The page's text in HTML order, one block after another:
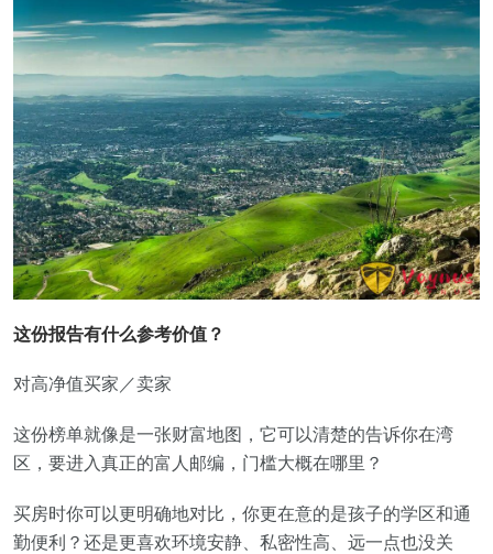
这份报告有什么参考价值？
对高净值买家／卖家
这份榜单就像是一张财富地图，它可以清楚的告诉你在湾
区，要进入真正的富人邮编，门槛大概在哪里？
买房时你可以更明确地对比，你更在意的是孩子的学区和通
勤便利？还是更喜欢环境安静、私密性高、远一点也没关